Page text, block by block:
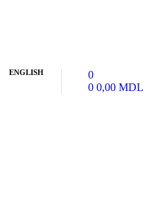
ENGLISH
0
0 0,00 MDL